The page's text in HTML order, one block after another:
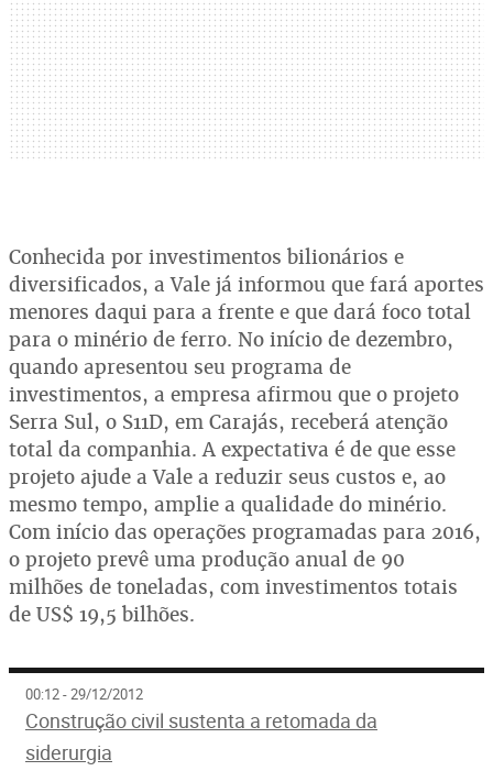
Conhecida por investimentos bilionários e
diversificados, a Vale já informou que fará aportes
menores daqui para a frente e que dará foco total
para o minério de ferro. No início de dezembro,
quando apresentou seu programa de
investimentos, a empresa afirmou que o projeto
Serra Sul, o S11D, em Carajás, receberá atenção
total da companhia. A expectativa é de que esse
projeto ajude a Vale a reduzir seus custos e, ao
mesmo tempo, amplie a qualidade do minério.
Com início das operações programadas para 2016,
o projeto prevê uma produção anual de 90
milhões de toneladas, com investimentos totais
de US$ 19,5 bilhões.
00:12 - 29/12/2012
Construção civil sustenta a retomada da
siderurgia